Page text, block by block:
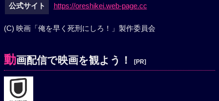
公式サイト https://oreshikei.web-page.cc
(C) 映画「俺を早く死刑にしろ！」製作委員会
動画配信で映画を観よう！ [PR]